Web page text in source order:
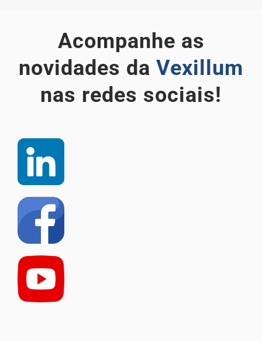
Acompanhe as
novidades da Vexillum
nas redes sociais!